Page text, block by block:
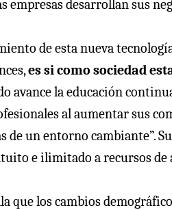
desarrollan sus
de esta nueva
es si como sociedad
avance la educación
al aumentar sus
un entorno cambiante”.
e ilimitado a recursos de
los cambios